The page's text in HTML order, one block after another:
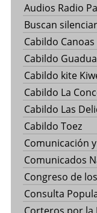
Audios Radio
Buscan
Cabildo Canoas
Cabildo
Cabildo kite
Cabildo La
Cabildo Las
Cabildo Toez
Comunicación
Comunicados
Congreso de
Consulta